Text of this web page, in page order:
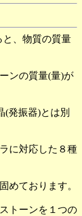
と、物質の質量
ンの質量(量)が
(発振器)とは別
に対応した８種
めております。
トーンを１つの